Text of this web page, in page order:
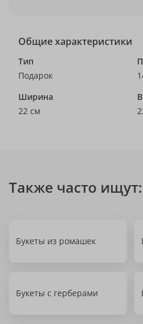
Общие характеристики
Тип
Подарок
Ширина
22 см
Также часто ищут:
Букеты из ромашек
Букеты с герберами